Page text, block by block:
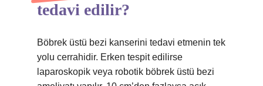
tedavi edilir?
Böbrek üstü bezi kanserini tedavi etmenin tek
yolu cerrahidir. Erken tespit edilirse
laparoskopik veya robotik böbrek üstü bezi